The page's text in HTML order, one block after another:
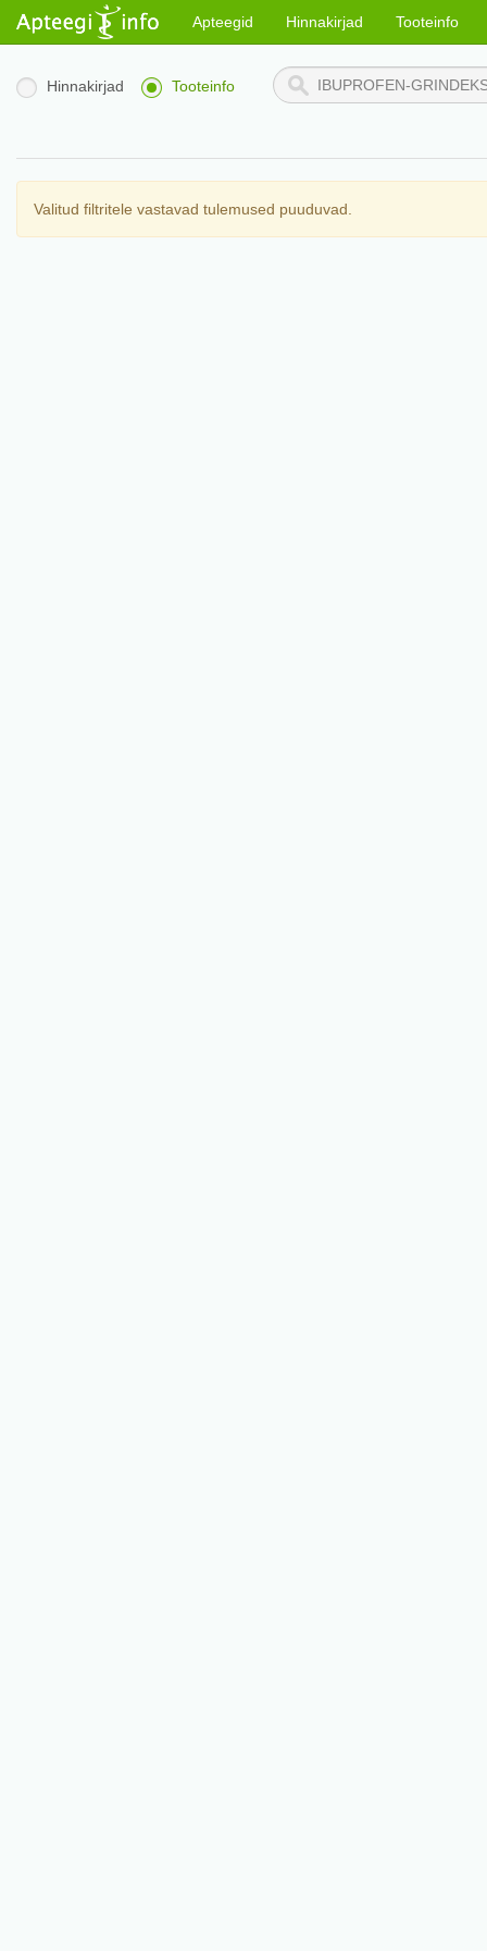
Apteegid Hinnakirjad Tooteinfo
Hinnakirjad Tooteinfo
Valitud filtritele vastavad tulemused puuduvad.